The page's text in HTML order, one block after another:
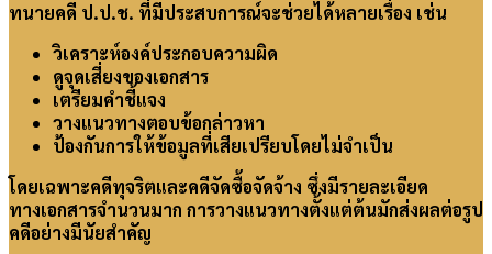
ทนายคดี ป.ป.ช. ที่มีประสบการณ์จะช่วยได้หลายเรื่อง เช่น
วิเคราะห์องค์ประกอบความผิด
ดูจุดเสี่ยงของเอกสาร
เตรียมคำชี้แจง
วางแนวทางตอบข้อกล่าวหา
ป้องกันการให้ข้อมูลที่เสียเปรียบโดยไม่จำเป็น
โดยเฉพาะคดีทุจริตและคดีจัดซื้อจัดจ้าง ซึ่งมีรายละเอียด
ทางเอกสารจำนวนมาก การวางแนวทางตั้งแต่ต้นมักส่งผลต่อรูป
คดีอย่างมีนัยสำคัญ